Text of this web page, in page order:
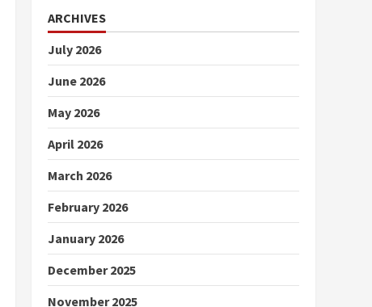
ARCHIVES
July 2026
June 2026
May 2026
April 2026
March 2026
February 2026
January 2026
December 2025
November 2025